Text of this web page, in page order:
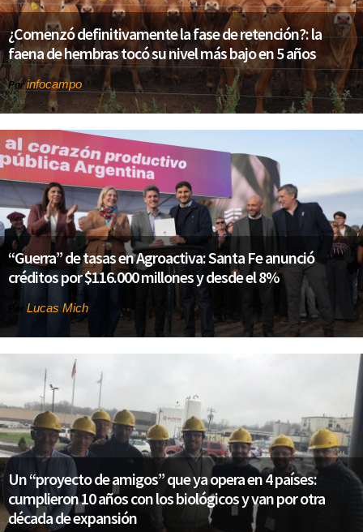
¿Comenzó definitivamente la fase de retención?: la
faena de hembras tocó su nivel más bajo en 5 años
Porinfocampo
“Guerra” de tasas en Agroactiva: Santa Fe anunció
créditos por $116.000 millones y desde el 8%
Por Lucas Mich
Un “proyecto de amigos” que ya opera en 4 países:
cumplieron 10 años con los biológicos y van por otra
década de expansión